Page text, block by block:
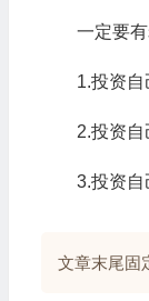
一定要
1.投资自
2.投资自
3.投资自
文章末尾固